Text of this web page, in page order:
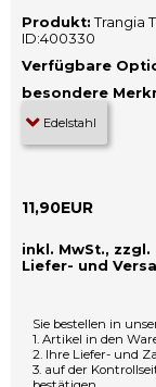
Produkt: Trangia
ID:400330
Verfügbare
besondere
11,90EUR
inkl. MwSt., zzgl.
Liefer- und
Sie bestellen in
1. Artikel in den
2. Ihre Liefer- und
3. auf der